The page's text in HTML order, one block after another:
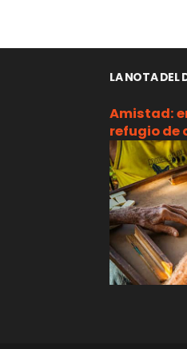
LA NOTA DEL
Amistad:
refugio de